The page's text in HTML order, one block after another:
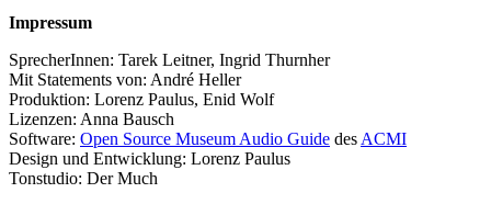
Impressum
SprecherInnen: Tarek Leitner, Ingrid Thurnher
Mit Statements von: André Heller
Produktion: Lorenz Paulus, Enid Wolf
Lizenzen: Anna Bausch
Software: Open Source Museum Audio Guide des ACMI
Design und Entwicklung: Lorenz Paulus
Tonstudio: Der Much